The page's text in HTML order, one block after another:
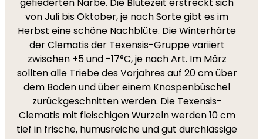
von Juli bis Oktober, je nach Sorte gibt es im
Herbst eine schöne Nachblüte. Die Winterhärte
der Clematis der Texensis-Gruppe variiert
zwischen +5 und -17°C, je nach Art. Im März
sollten alle Triebe des Vorjahres auf 20 cm über
dem Boden und über einem Knospenbüschel
zurückgeschnitten werden. Die Texensis-
Clematis mit fleischigen Wurzeln werden 10 cm
tief in frische, humusreiche und gut durchlässige